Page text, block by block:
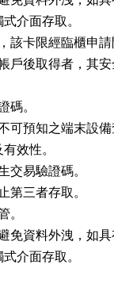
式介面存取。
，該卡限經臨櫃申
帳戶後取得者，其
碼。
不可預知之端末設
有效性。
交易驗證碼。
第三者存取。
。
避免資料外洩，如
式介面存取。